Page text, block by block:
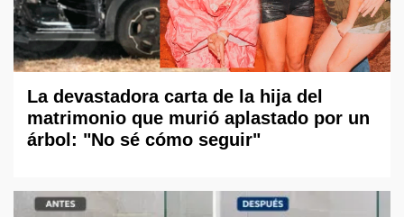
La devastadora carta de la hija del
matrimonio que murió aplastado por un
árbol: "No sé cómo seguir"